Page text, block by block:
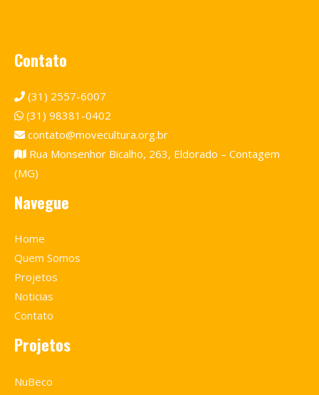
Contato
(31) 2557-6007
(31) 98381-0402
contato@movecultura.org.br
Rua Monsenhor Bicalho, 263, Eldorado – Contagem
(MG)
Navegue
Home
Quem Somos
Projetos
Noticias
Contato
Projetos
NuBeco